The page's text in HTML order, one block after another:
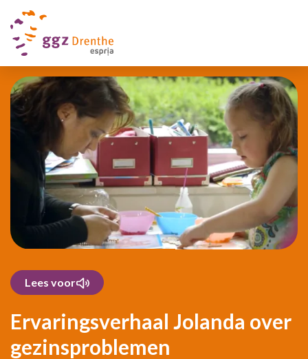
Lees voor
Ervaringsverhaal Jolanda over
gezinsproblemen